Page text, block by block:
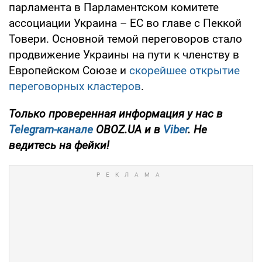
парламента в Парламентском комитете
ассоциации Украина – ЕС во главе с Пеккой
Товери. Основной темой переговоров стало
продвижение Украины на пути к членству в
Европейском Союзе и скорейшее открытие
переговорных кластеров.
Только проверенная информация у нас в
Telegram-канале OBOZ.UA и в Viber. Не
ведитесь на фейки!